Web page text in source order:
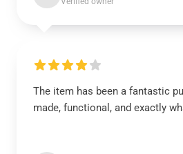
The item has been a fantastic
made, functional, and exactly